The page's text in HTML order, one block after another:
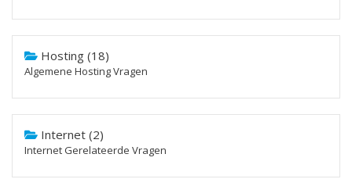
Hosting (18)
Algemene Hosting Vragen
Internet (2)
Internet Gerelateerde Vragen